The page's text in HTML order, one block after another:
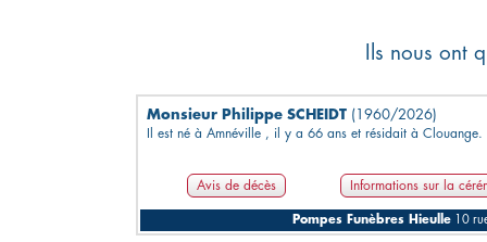
Ils nous ont
Monsieur Philippe SCHEIDT (1960/2026)
Il est né à Amnéville , il y a 66 ans et résidait à Clouange.
Avis de décès Informations sur la
Pompes Funèbres Hieulle 10